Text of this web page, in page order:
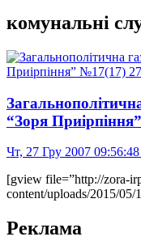
комунальні
“Зоря
Чт, 27 Гру 2007
[gview file=”http://zora-
content/uploads/2015/05/
Реклама